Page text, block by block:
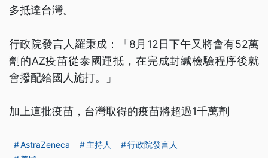
多抵達台灣。
行政院發言人羅秉成：「8月12日下午又將會有52萬
劑的AZ疫苗從泰國運抵，在完成封緘檢驗程序後就
會撥配給國人施打。」
加上這批疫苗，台灣取得的疫苗將超過1千萬劑
AstraZeneca 主持人
行政院發言人